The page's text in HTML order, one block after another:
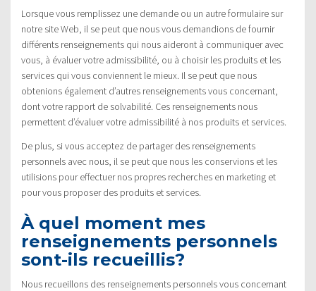
Lorsque vous remplissez une demande ou un autre formulaire sur
notre site Web, il se peut que nous vous demandions de fournir
différents renseignements qui nous aideront à communiquer avec
vous, à évaluer votre admissibilité, ou à choisir les produits et les
services qui vous conviennent le mieux. Il se peut que nous
obtenions également d’autres renseignements vous concernant,
dont votre rapport de solvabilité. Ces renseignements nous
permettent d’évaluer votre admissibilité à nos produits et services.
De plus, si vous acceptez de partager des renseignements
personnels avec nous, il se peut que nous les conservions et les
utilisions pour effectuer nos propres recherches en marketing et
pour vous proposer des produits et services.
À quel moment mes
renseignements personnels
sont-ils recueillis?
Nous recueillons des renseignements personnels vous concernant